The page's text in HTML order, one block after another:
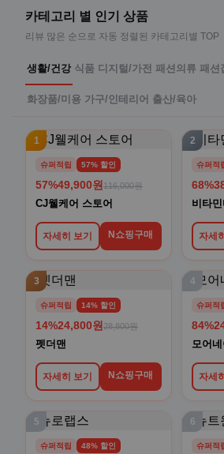
카테고리 별 인기 상품
리뷰 많은 순으로 자동 정렬된 카테고리별 TOP
생활/건강 식품 디지털/가전 패션의류 패션
화장품/미용 가구/인테리어 출산/육아
1
슈퍼적립 57% 할인
57%49,900원 116,000원
CJ웰케어 스토어
자세히 보기 N쇼핑구매
2
슈퍼적
68%
비타
자세
3
슈퍼적립 14% 할인
14%24,800원 28,800원
펫더맨
자세히 보기 N쇼핑구매
4
슈퍼적
84%
모어네
자세
5
슈퍼적립 48% 할인
6
슈퍼적